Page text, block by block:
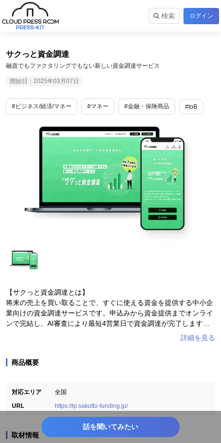
検索 ログイン
サクっと資金調達
融資でもファクタリングでもない新しい資金調達サービス
開始日：2025年03月07日
#ビジネス/経済/マネー #マネー #金融・保険商品 #toB
【サクっと資金調達とは】
将来の売上を買い取ることで、すぐに使える資金を提供する中小企
業向けの資金調達サービスです。申込みから資金提供までオンライ
ンで完結し、AI審査により最短4営業日で資金調達が完了します。
そのため、一般的な銀行で融資を受けるよりも遥かに短い時間で簡
単に資金を調達できるのが特長です。決算書・担保・保証人など不
だけます。
商品概要
対応エリア
全国
URL
https://lp.sakutto-funding.jp/
取材情報
話を聞いてみたい